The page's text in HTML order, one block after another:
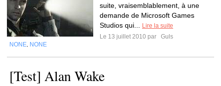
suite, vraisemblablement, à une
demande de Microsoft Games
Studios qui...
Lire la suite
Le 13 juillet 2010 par
Guls
NONE NONE
[Test] Alan Wake